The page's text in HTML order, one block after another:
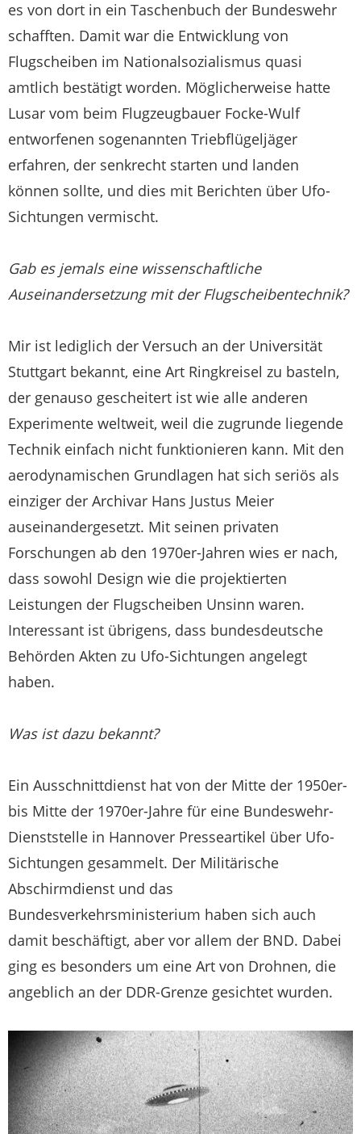
es von dort in ein Taschenbuch der Bundeswehr
schafften. Damit war die Entwicklung von
Flugscheiben im Nationalsozialismus quasi
amtlich bestätigt worden. Möglicherweise hatte
Lusar vom beim Flugzeugbauer Focke-Wulf
entworfenen sogenannten Triebflügeljäger
erfahren, der senkrecht starten und landen
können sollte, und dies mit Berichten über Ufo-
Sichtungen vermischt.
Gab es jemals eine wissenschaftliche
Auseinandersetzung mit der Flugscheibentechnik?
Mir ist lediglich der Versuch an der Universität
Stuttgart bekannt, eine Art Ringkreisel zu basteln,
der genauso gescheitert ist wie alle anderen
Experimente weltweit, weil die zugrunde liegende
Technik einfach nicht funktionieren kann. Mit den
aerodynamischen Grundlagen hat sich seriös als
einziger der Archivar Hans Justus Meier
auseinandergesetzt. Mit seinen privaten
Forschungen ab den 1970er-Jahren wies er nach,
dass sowohl Design wie die projektierten
Leistungen der Flugscheiben Unsinn waren.
Interessant ist übrigens, dass bundesdeutsche
Behörden Akten zu Ufo-Sichtungen angelegt
haben.
Was ist dazu bekannt?
Ein Ausschnittdienst hat von der Mitte der 1950er-
bis Mitte der 1970er-Jahre für eine Bundeswehr-
Dienststelle in Hannover Presseartikel über Ufo-
Sichtungen gesammelt. Der Militärische
Abschirmdienst und das
Bundesverkehrsministerium haben sich auch
damit beschäftigt, aber vor allem der BND. Dabei
ging es besonders um eine Art von Drohnen, die
angeblich an der DDR-Grenze gesichtet wurden.